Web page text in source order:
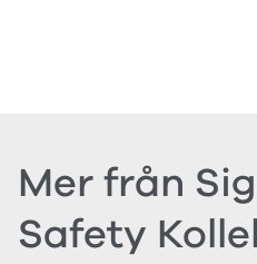
Mer från
Safety